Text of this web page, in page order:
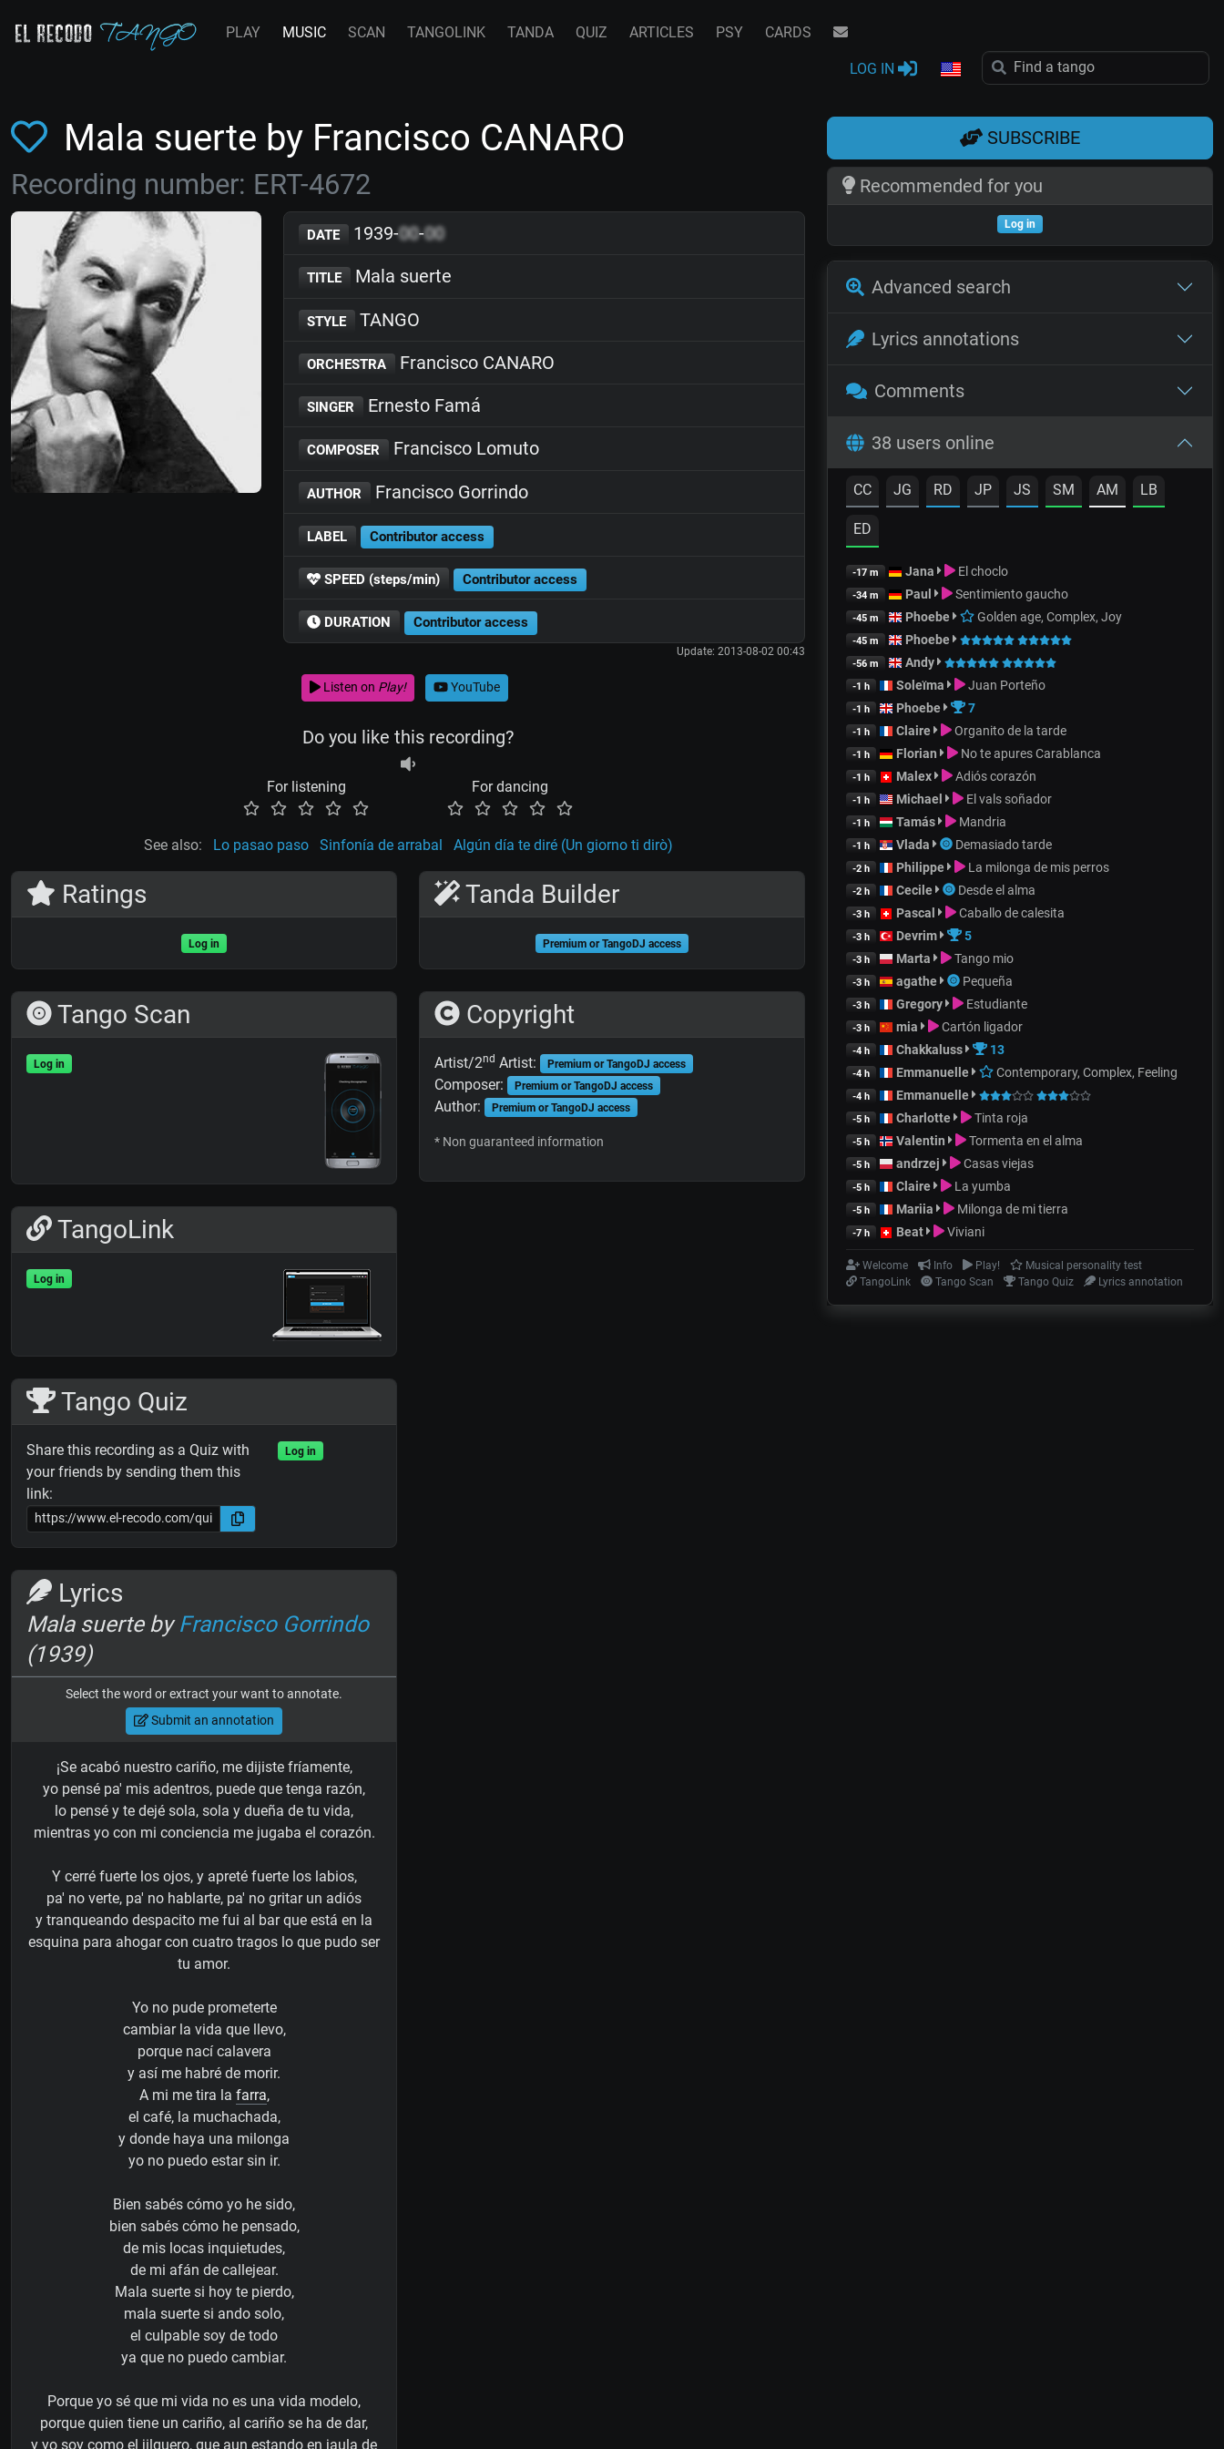
PLAY MUSIC SCAN TANGOLINK TANDA QUIZ ARTICLES PSY CARDS
LOG IN
Mala suerte by Francisco CANARO
Recording number: ERT-4672
DATE 1939-00-00
TITLE Mala suerte
STYLE TANGO
ORCHESTRA Francisco CANARO
SINGER Ernesto Famá
COMPOSER Francisco Lomuto
AUTHOR Francisco Gorrindo
LABEL Contributor access
SPEED (steps/min) Contributor access
DURATION Contributor access
Update: 2013-08-02 00:43
Listen on Play! YouTube
Do you like this recording?
For listening For dancing
See also: Lo pasao paso Sinfonía de arrabal Algún día te diré (Un giorno ti dirò)
Ratings
Log in
Tango Scan
Log in
TangoLink
Log in
Tango Quiz
Share this recording as a Quiz with
your friends by sending them this
link:
Log in
Lyrics
Mala suerte byFrancisco Gorrindo
(1939)
Select the word or extract your want to annotate.
Submit an annotation
¡Se acabó nuestro cariño, me dijiste fríamente,
yo pensé pa' mis adentros, puede que tenga razón,
lo pensé y te dejé sola, sola y dueña de tu vida,
mientras yo con mi conciencia me jugaba el corazón.
Y cerré fuerte los ojos, y apreté fuerte los labios,
pa' no verte, pa' no hablarte, pa' no gritar un adiós
y tranqueando despacito me fui al bar que está en la
esquina para ahogar con cuatro tragos lo que pudo ser
tu amor.
Yo no pude prometerte
cambiar la vida que llevo,
porque nací calavera
y así me habré de morir.
A mi me tira la farra,
el café, la muchachada,
y donde haya una milonga
yo no puedo estar sin ir.
Bien sabés cómo yo he sido,
bien sabés cómo he pensado,
de mis locas inquietudes,
de mi afán de callejear.
Mala suerte si hoy te pierdo,
mala suerte si ando solo,
el culpable soy de todo
ya que no puedo cambiar.
Porque yo sé que mi vida no es una vida modelo,
porque quien tiene un cariño, al cariño se ha de dar,
y yo soy como el jilguero, que aun estando en jaula de
Tanda Builder
Premium or TangoDJ access
Copyright
Artist/2nd Artist: Premium or TangoDJ access
Composer: Premium or TangoDJ access
Author: Premium or TangoDJ access
* Non guaranteed information
SUBSCRIBE
Recommended for you
Log in
Advanced search
Lyrics annotations
Comments
38 users online
CC JG RD JP JS SM AM LB
ED
-17 m Jana El choclo
-34 m Paul Sentimiento gaucho
-45 m Phoebe Golden age, Complex, Joy
-45 m Phoebe
-56 m Andy
-1 h Soleïma Juan Porteño
-1 h Phoebe 7
-1 h Claire Organito de la tarde
-1 h Florian No te apures Carablanca
-1 h Malex Adiós corazón
-1 h Michael El vals soñador
-1 h Tamás Mandria
-1 h Vlada Demasiado tarde
-2 h Philippe La milonga de mis perros
-2 h Cecile Desde el alma
-3 h Pascal Caballo de calesita
-3 h Devrim 5
-3 h Marta Tango mio
-3 h agathe Pequeña
-3 h Gregory Estudiante
-3 h mia Cartón ligador
-4 h Chakkaluss 13
-4 h Emmanuelle Contemporary, Complex, Feeling
-4 h Emmanuelle
-5 h Charlotte Tinta roja
-5 h Valentin Tormenta en el alma
-5 h andrzej Casas viejas
-5 h Claire La yumba
-5 h Mariia Milonga de mi tierra
-7 h Beat Viviani
Welcome Info Play!
Musical personality test
TangoLink
Tango Scan Tango Quiz Lyrics annotation